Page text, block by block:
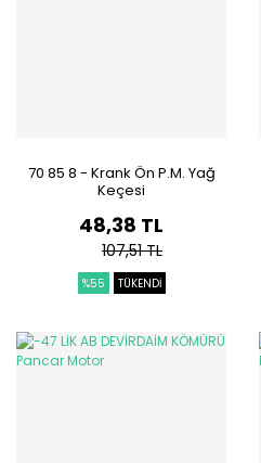
70 85 8 - Krank Ön P.M. Yağ
Keçesi
48,38 TL
107,51 TL
%55 TÜKENDİ